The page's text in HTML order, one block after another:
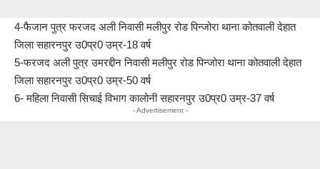
4-फैजान पुत्र फरजद अली निवासी मलीपुर रोड पिन्जोरा थाना कोतवाली देहात
जिला सहारनपुर उ0प्र0 उम्र-18 वर्ष
5-फरजद अली पुत्र उमरद्दीन निवासी मलीपुर रोड पिन्जोरा थाना कोतवाली देहात
जिला सहारनपुर उ0प्र0 उम्र-50 वर्ष
6- महिला निवासी सिचाई विभाग कालोनी सहारनपुर उ0प्र0 उम्र-37 वर्ष
- Advertisement -